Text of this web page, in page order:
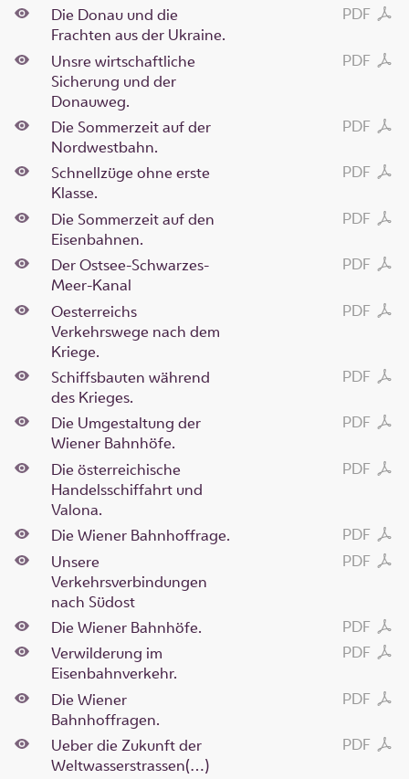
PDF
Die Donau und die
Frachten aus der Ukraine.
PDF
Unsre wirtschaftliche
Sicherung und der
Donauweg.
PDF
Die Sommerzeit auf der
Nordwestbahn.
PDF
Schnellzüge ohne erste
Klasse.
PDF
Die Sommerzeit auf den
Eisenbahnen.
PDF
Der Ostsee-Schwarzes-
Meer-Kanal
PDF
Oesterreichs
Verkehrswege nach dem
Kriege.
PDF
Schiffsbauten während
des Krieges.
PDF
Die Umgestaltung der
Wiener Bahnhöfe.
PDF
Die österreichische
Handelsschiffahrt und
Valona.
PDF
Die Wiener Bahnhoffrage.
PDF
Unsere
Verkehrsverbindungen
nach Südost
PDF
Die Wiener Bahnhöfe.
PDF
Verwilderung im
Eisenbahnverkehr.
PDF
Die Wiener
Bahnhoffragen.
PDF
Ueber die Zukunft der
Weltwasserstrassen(…)